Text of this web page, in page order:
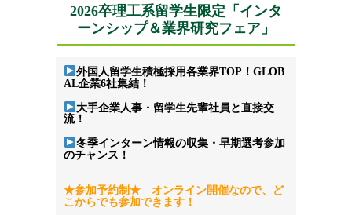
2026卒理工系留学生限定「インタ
ーンシップ＆業界研究フェア」
外国人留学生積極採用各業界TOP！GLOB
AL企業6社集結！
大手企業人事・留学生先輩社員と直接交
流！
冬季インターン情報の収集・早期選考参加
のチャンス！
★参加予約制★ オンライン開催なので、ど
こからでも参加できます！